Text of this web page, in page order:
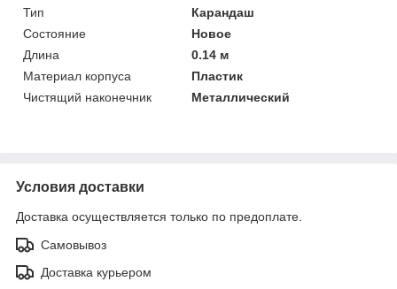
Тип
Карандаш
Состояние
Новое
Длина
0.14 м
Материал корпуса
Пластик
Чистящий наконечник
Металлический
Условия доставки
Доставка осуществляется только по предоплате.
Самовывоз
Доставка курьером